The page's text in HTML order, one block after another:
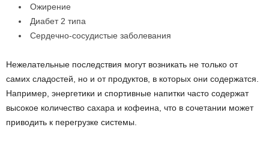
Ожирение
Диабет 2 типа
Сердечно-сосудистые заболевания
Нежелательные последствия могут возникать не только от
самих сладостей, но и от продуктов, в которых они содержатся.
Например, энергетики и спортивные напитки часто содержат
высокое количество сахара и кофеина, что в сочетании может
приводить к перегрузке системы.